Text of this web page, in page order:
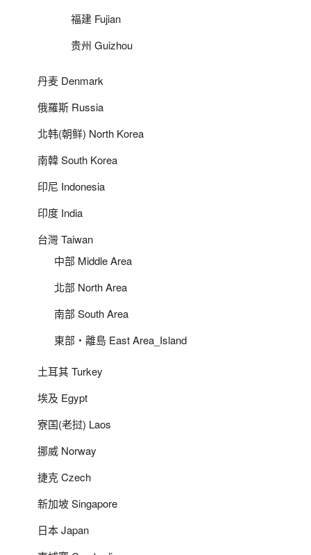
福建 Fujian
贵州 Guizhou
丹麦 Denmark
俄羅斯 Russia
北韩(朝鲜) North Korea
南韓 South Korea
印尼 Indonesia
印度 India
台灣 Taiwan
中部 Middle Area
北部 North Area
南部 South Area
東部‧離島 East Area_Island
土耳其 Turkey
埃及 Egypt
寮国(老挝) Laos
挪威 Norway
捷克 Czech
新加坡 Singapore
日本 Japan